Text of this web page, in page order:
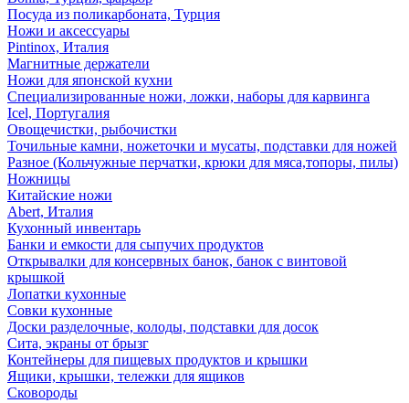
Посуда из поликарбоната, Турция
Ножи и аксессуары
Pintinox, Италия
Магнитные держатели
Ножи для японской кухни
Специализированные ножи, ложки, наборы для карвинга
Icel, Португалия
Овощечистки, рыбочистки
Точильные камни, ножеточки и мусаты, подставки для ножей
Разное (Кольчужные перчатки, крюки для мяса,топоры, пилы)
Ножницы
Китайские ножи
Abert, Италия
Кухонный инвентарь
Банки и емкости для сыпучих продуктов
Открывалки для консервных банок, банок с винтовой
крышкой
Лопатки кухонные
Совки кухонные
Доски разделочные, колоды, подставки для досок
Сита, экраны от брызг
Контейнеры для пищевых продуктов и крышки
Ящики, крышки, тележки для ящиков
Сковороды